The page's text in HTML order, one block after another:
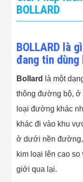
BOLLARD
BOLLARD là
đang tin dùng
Bollard
là một
thông đường bộ, ở
loại đường khác
khác đi vào khu
ở dưới nền đường,
kim loại lên cao
giới qua lại.